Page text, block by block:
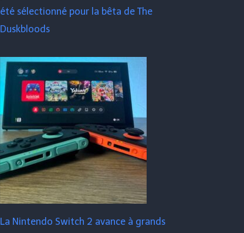
été sélectionné pour la bêta de The
Duskbloods
La Nintendo Switch 2 avance à grands